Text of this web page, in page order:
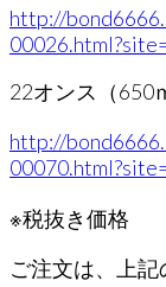
http://
22オンス（
http://
※税抜き価格
ご注文は、上